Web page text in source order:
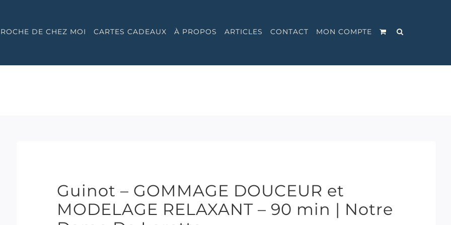
DE CHEZ MOI CARTES CADEAUX À PROPOS ARTICLES CONTACT MON COMPTE
Guinot – GOMMAGE DOUCEUR et
MODELAGE RELAXANT – 90 min | Notre